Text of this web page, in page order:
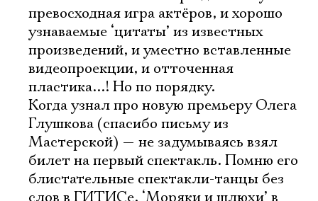
превосходная игра актёров, и хорошо
узнаваемые ‘цитаты’ из известных
произведений, и уместно вставленные
видеопроекции, и отточенная
пластика...! Но по порядку.
Когда узнал про новую премьеру Олега
Глушкова (спасибо письму из
Мастерской) — не задумываясь взял
билет на первый спектакль. Помню его
блистательные спектакли-танцы без